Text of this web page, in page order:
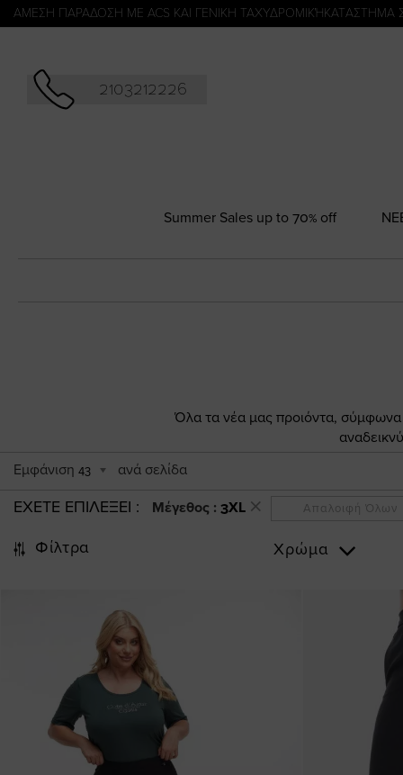
ΑΜΕΣΗ ΠΑΡΑΔΟΣΗ ΜΕ ACS ΚΑΙ ΓΕΝΙΚΗ ΤΑΧΥΔΡΟΜΙΚΉ
2103212226
Summer Sales up to 70% off
Όλα τα νέα μας προιόντα, σύμφωνα
Εμφάνιση 43 ανά σελίδα
ΕΧΕΤΕ ΕΠΙΛΕΞΕΙ Μέγεθος : 3XL Απαλοιφή Όλων
Φίλτρα Χρώμα